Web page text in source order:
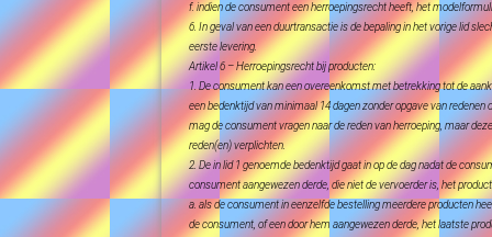
f. indien de consument een herroepingsrecht heeft, het
6. In geval van een duurtransactie is de bepaling in het vorige lid
eerste levering.
Artikel 6 – Herroepingsrecht bij producten:
1. De consument kan een overeenkomst met betrekking tot de
een bedenktijd van minimaal 14 dagen zonder opgave van redenen
mag de consument vragen naar de reden van herroeping, maar
reden(en) verplichten.
2. De in lid 1 genoemde bedenktijd gaat in op de dag nadat de
consument aangewezen derde, die niet de vervoerder is, het
a. als de consument in eenzelfde bestelling meerdere producten
de consument, of een door hem aangewezen derde, het laatste